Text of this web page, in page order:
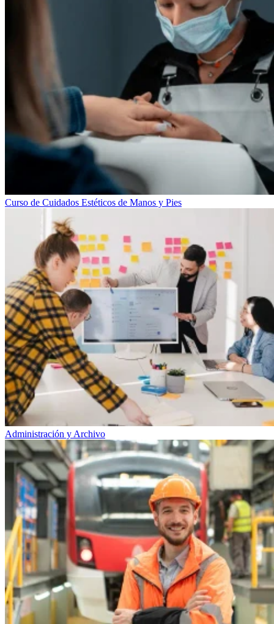
Curso de Cuidados Estéticos de Manos y Pies
Administración y Archivo